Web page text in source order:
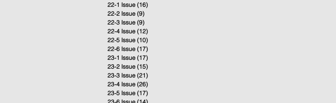
22-1 Issue (16)
22-2 Issue (9)
22-3 Issue (9)
22-4 Issue (12)
22-5 Issue (10)
22-6 Issue (17)
23-1 Issue (17)
23-2 Issue (15)
23-3 Issue (21)
23-4 Issue (26)
23-5 Issue (17)